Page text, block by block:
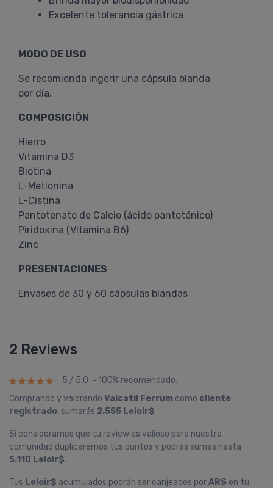
Excelente tolerancia gástrica
MODO DE USO
Se recomienda ingerir una cápsula blanda
por día.
COMPOSICIÓN
Hierro
Vitamina D3
Biotina
L-Metionina
L-Cistina
Pantotenato de Calcio (ácido pantoténico)
Piridoxina (VItamina B6)
Zinc
PRESENTACIONES
Envases de 30 y 60 cápsulas blandas
2 Reviews
5 / 5.0 - 100% recomendado.
Comprando y valorando Valcatil Ferrum como cliente
registrado, sumarás 2.555 Leloir$
Si consideramos que tu review es valioso para nuestra
comunidad duplicaremos tus puntos y podrás sumas hasta
5.110 Leloir$.
Tus Leloir$ acumulados podrán ser canjeados porARS en tu